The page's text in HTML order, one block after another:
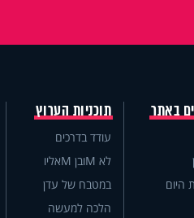
באתר
היום
תוכניות הערוץ
עודד בדרכים
לא Mובן Mאליו
במטבח של עדן
הלכה למעשה